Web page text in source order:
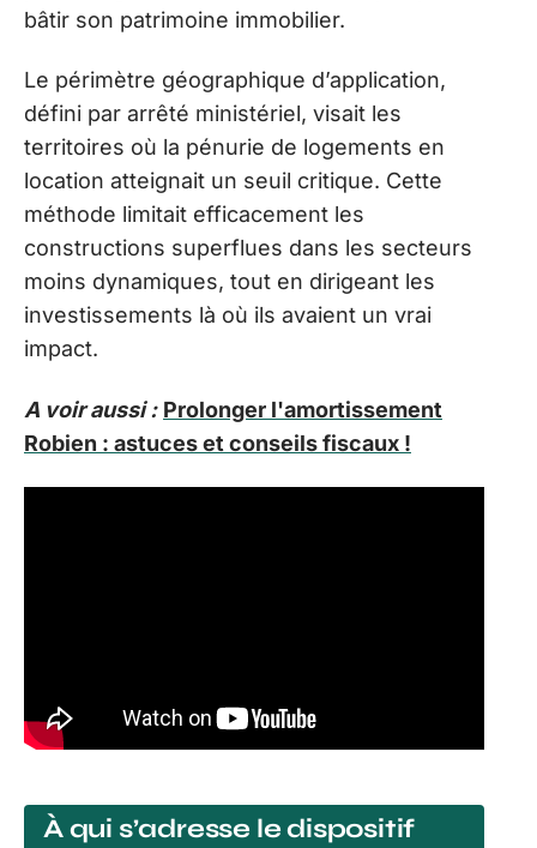
bâtir son patrimoine immobilier.
Le périmètre géographique d’application,
défini par arrêté ministériel, visait les
territoires où la pénurie de logements en
location atteignait un seuil critique. Cette
méthode limitait efficacement les
constructions superflues dans les secteurs
moins dynamiques, tout en dirigeant les
investissements là où ils avaient un vrai
impact.
A voir aussi : Prolonger l'amortissement
Robien : astuces et conseils fiscaux !
À qui s’adresse le dispositif